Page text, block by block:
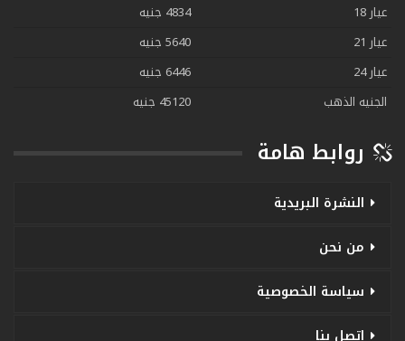
عيار 18
4834 جنيه
عيار 21
5640 جنيه
عيار 24
6446 جنيه
الجنيه الذهب
45120 جنيه
روابط هامة
النشرة البريدية
من نحن
سياسة الخصوصية
اتصل بنا